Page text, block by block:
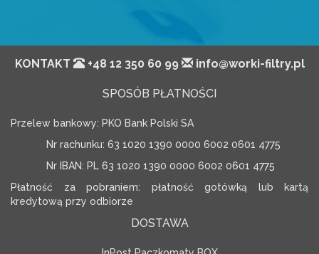
KONTAKT +48 12 350 60 99 info@worki-filtry.pl
SPOSÓB PŁATNOŚCI
Przelew bankowy: PKO Bank Polski SA
Nr rachunku: 63 1020 1390 0000 6002 0601 4775
Nr IBAN: PL 63 1020 1390 0000 6002 0601 4775
Płatność za pobraniem: płatność gotówką lub kartą
kredytową przy odbiorze
DOSTAWA